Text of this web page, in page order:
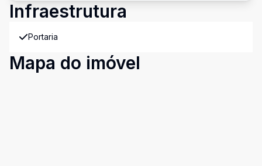
Infraestrutura
Portaria
Mapa do imóvel